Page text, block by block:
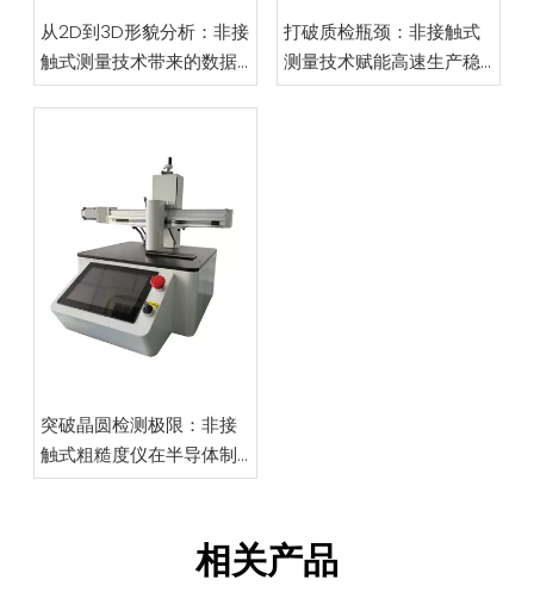
从2D到3D形貌分析：非接
触式测量技术带来的数据
维度飞跃
打破质检瓶颈：非接触式
测量技术赋能高速生产稳
定性革新
突破晶圆检测极限：非接
触式粗糙度仪在半导体制
造中的关键应用
相关产品